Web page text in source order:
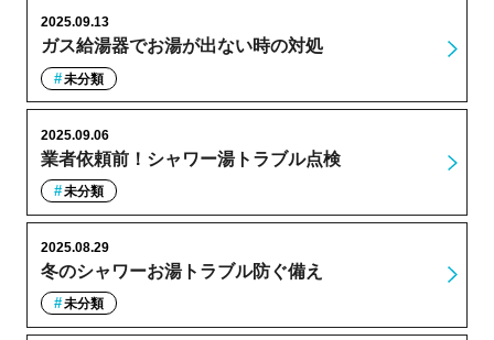
ガス給湯器でお湯が出ない時の対処
2025.09.13
未分類
業者依頼前！シャワー湯トラブル点検
2025.09.06
未分類
冬のシャワーお湯トラブル防ぐ備え
2025.08.29
未分類